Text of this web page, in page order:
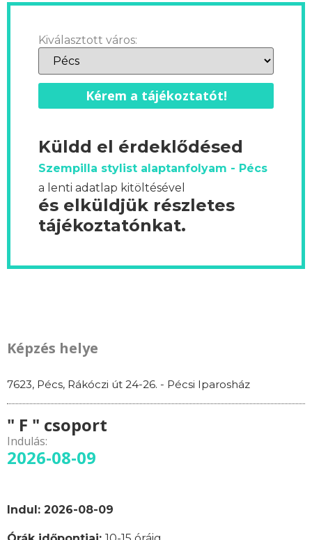
Kiválasztott város:
Kérem a tájékoztatót!
Küldd el érdeklődésed
Szempilla stylist alaptanfolyam - Pécs
a lenti adatlap kitöltésével
és elküldjük részletes
tájékoztatónkat.
Képzés helye
7623, Pécs, Rákóczi út 24-26. - Pécsi Iparosház
" F " csoport
Indulás:
2026-08-09
Indul: 2026-08-09